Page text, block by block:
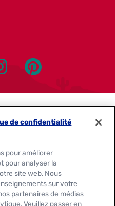
témoins
données
de confidentialité
pour améliorer
pour analyser la
site web. Nous
sur votre
partenaires de médias
Veuillez passer en